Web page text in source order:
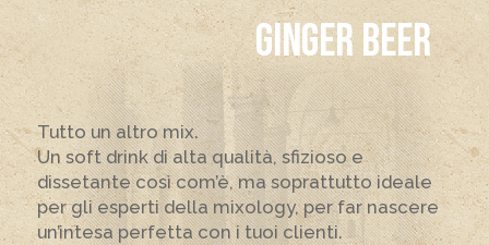
GINGER BEER
Tutto un altro mix.
Un soft drink di alta qualità, sfizioso e
dissetante così com’è, ma soprattutto ideale
per gli esperti della mixology, per far nascere
un’intesa perfetta con i tuoi clienti.